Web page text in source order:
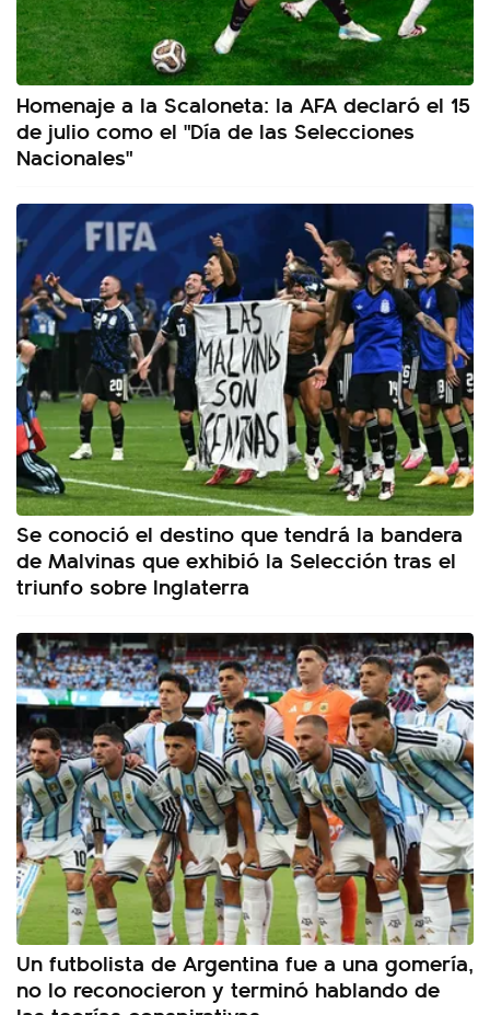
Homenaje a la Scaloneta: la AFA declaró el 15
de julio como el "Día de las Selecciones
Nacionales"
Se conoció el destino que tendrá la bandera
de Malvinas que exhibió la Selección tras el
triunfo sobre Inglaterra
Un futbolista de Argentina fue a una gomería,
no lo reconocieron y terminó hablando de